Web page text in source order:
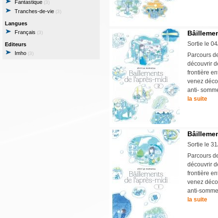
Fantastique (3)
Tranches-de-vie (3)
Langues
Français (3)
Editeurs
Imho (3)
Sortie le
Parcours
découvrir
frontière
venez
anti-
la suite
Sortie le
Parcours
découvrir
frontière
venez
anti-
la suite